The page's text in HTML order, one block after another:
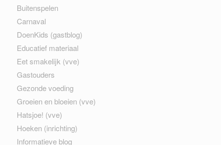
Buitenspelen
Carnaval
DoenKids (gastblog)
Educatief materiaal
Eet smakelijk (vve)
Gastouders
Gezonde voeding
Groeien en bloeien (vve)
Hatsjoe! (vve)
Hoeken (inrichting)
Informatieve blog